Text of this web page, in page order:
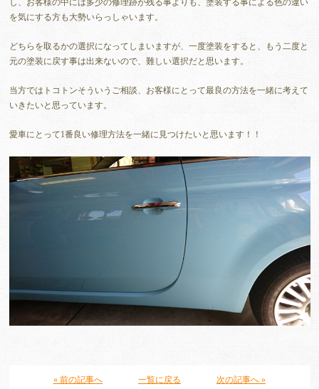
し、お客様の中には多少の修理跡が残る事よりも、塗装する事による色の違い
を気にする方も大勢いらっしゃいます。
どちらを取るかの選択になってしまいますが、一度塗装をすると、もう二度と
元の塗装に戻す事は出来ないので、難しい選択だと思います。
当方ではトコトンそういうご相談、お客様にとって最良の方法を一緒に考えて
いきたいと思っています。
愛車にとって1番良い修理方法を一緒に見つけたいと思います！！
« 前の記事へ 一覧に戻る 次の記事へ »